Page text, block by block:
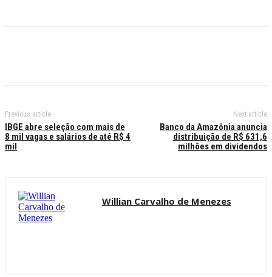
Previous article
IBGE abre seleção com mais de
8 mil vagas e salários de até R$ 4
mil
Next article
Banco da Amazônia anuncia
distribuição de R$ 631,6
milhões em dividendos
Willian Carvalho de Menezes